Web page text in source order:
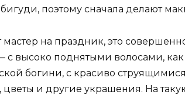
поэтому сначала делают
мастер на праздник, это
с высоко поднятыми волосами, как
богини, с красиво
цветы и другие украшения. На